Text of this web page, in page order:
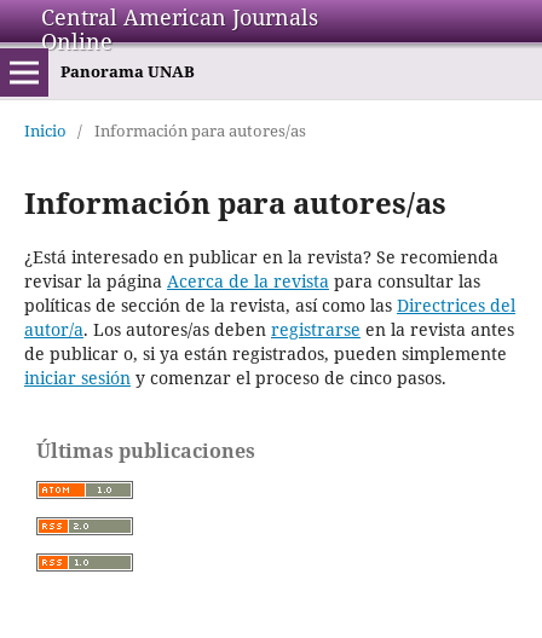
Central American Journals
Online
Panorama UNAB
Inicio / Información para autores/as
Información para autores/as
¿Está interesado en publicar en la revista? Se recomienda
revisar la página Acerca de la revistapara consultar las
políticas de sección de la revista, así como las Directrices del
autor/a. Los autores/as deben registrarse en la revista antes
de publicar o, si ya están registrados, pueden simplemente
iniciar sesióny comenzar el proceso de cinco pasos.
Últimas publicaciones